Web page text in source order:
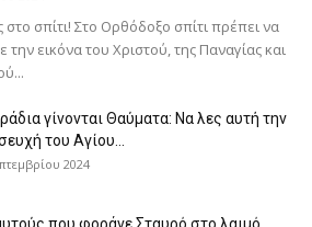
σπίτι! Στο Ορθόδοξο σπίτι πρέπει να
την εικόνα του Χριστού, της Παν­αγίας και
γίνονται Θαύματα: Να λες αυτή την
του Αγίου...
2024